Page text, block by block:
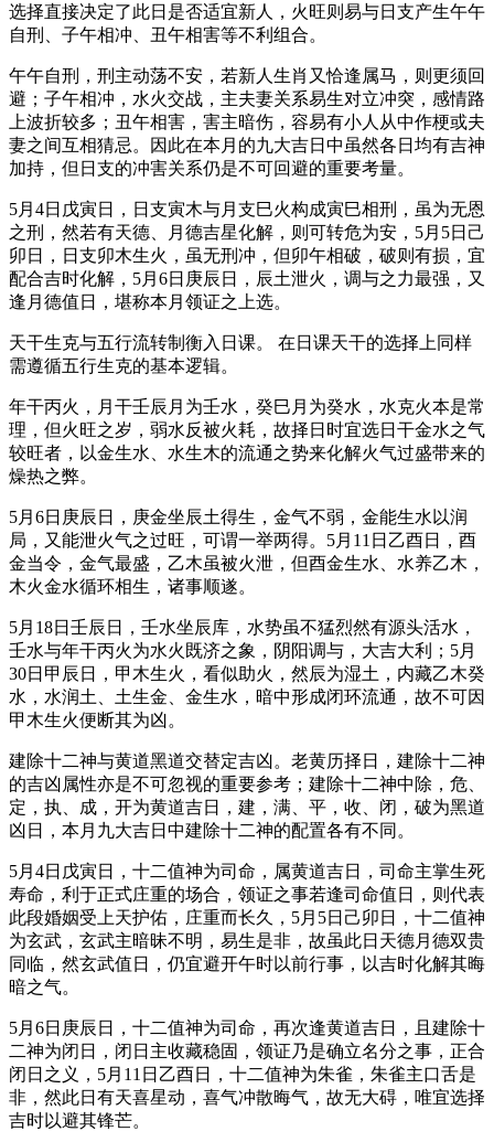
选择直接决定了此日是否适宜新人，火旺则易与日支产生午午
自刑、子午相冲、丑午相害等不利组合。
午午自刑，刑主动荡不安，若新人生肖又恰逢属马，则更须回
避；子午相冲，水火交战，主夫妻关系易生对立冲突，感情路
上波折较多；丑午相害，害主暗伤，容易有小人从中作梗或夫
妻之间互相猜忌。因此在本月的九大吉日中虽然各日均有吉神
加持，但日支的冲害关系仍是不可回避的重要考量。
5月4日戊寅日，日支寅木与月支巳火构成寅巳相刑，虽为无恩
之刑，然若有天德、月德吉星化解，则可转危为安，5月5日己
卯日，日支卯木生火，虽无刑冲，但卯午相破，破则有损，宜
配合吉时化解，5月6日庚辰日，辰土泄火，调与之力最强，又
逢月德值日，堪称本月领证之上选。
天干生克与五行流转制衡入日课。 在日课天干的选择上同样
需遵循五行生克的基本逻辑。
年干丙火，月干壬辰月为壬水，癸巳月为癸水，水克火本是常
理，但火旺之岁，弱水反被火耗，故择日时宜选日干金水之气
较旺者，以金生水、水生木的流通之势来化解火气过盛带来的
燥热之弊。
5月6日庚辰日，庚金坐辰土得生，金气不弱，金能生水以润
局，又能泄火气之过旺，可谓一举两得。5月11日乙酉日，酉
金当令，金气最盛，乙木虽被火泄，但酉金生水、水养乙木，
木火金水循环相生，诸事顺遂。
5月18日壬辰日，壬水坐辰库，水势虽不猛烈然有源头活水，
壬水与年干丙火为水火既济之象，阴阳调与，大吉大利；5月
30日甲辰日，甲木生火，看似助火，然辰为湿土，内藏乙木癸
水，水润土、土生金、金生水，暗中形成闭环流通，故不可因
甲木生火便断其为凶。
建除十二神与黄道黑道交替定吉凶。老黄历择日，建除十二神
的吉凶属性亦是不可忽视的重要参考；建除十二神中除，危、
定，执、成，开为黄道吉日，建，满、平，收、闭，破为黑道
凶日，本月九大吉日中建除十二神的配置各有不同。
5月4日戊寅日，十二值神为司命，属黄道吉日，司命主掌生死
寿命，利于正式庄重的场合，领证之事若逢司命值日，则代表
此段婚姻受上天护佑，庄重而长久，5月5日己卯日，十二值神
为玄武，玄武主暗昧不明，易生是非，故虽此日天德月德双贵
同临，然玄武值日，仍宜避开午时以前行事，以吉时化解其晦
暗之气。
5月6日庚辰日，十二值神为司命，再次逢黄道吉日，且建除十
二神为闭日，闭日主收藏稳固，领证乃是确立名分之事，正合
闭日之义，5月11日乙酉日，十二值神为朱雀，朱雀主口舌是
非，然此日有天喜星动，喜气冲散晦气，故无大碍，唯宜选择
吉时以避其锋芒。